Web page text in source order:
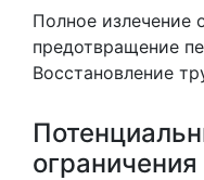
Полное излечение
предотвращение
Восстановление
ограничения